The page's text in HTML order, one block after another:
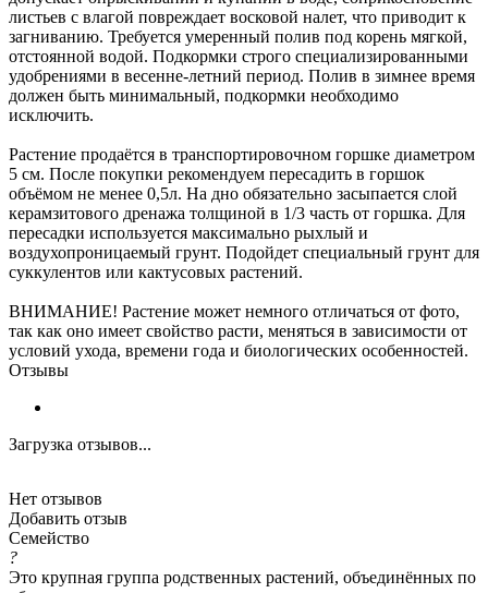
листьев с влагой повреждает восковой налет, что приводит к
загниванию. Требуется умеренный полив под корень мягкой,
отстоянной водой. Подкормки строго специализированными
удобрениями в весенне-летний период. Полив в зимнее время
должен быть минимальный, подкормки необходимо
исключить.
Растение продаётся в транспортировочном горшке диаметром
5 см. После покупки рекомендуем пересадить в горшок
объёмом не менее 0,5л. На дно обязательно засыпается слой
керамзитового дренажа толщиной в 1/3 часть от горшка. Для
пересадки используется максимально рыхлый и
воздухопроницаемый грунт. Подойдет специальный грунт для
суккулентов или кактусовых растений.
ВНИМАНИЕ! Растение может немного отличаться от фото,
так как оно имеет свойство расти, меняться в зависимости от
условий ухода, времени года и биологических особенностей.
Отзывы
Загрузка отзывов...
Нет отзывов
Добавить отзыв
Семейство
?
Это крупная группа родственных растений, объединённых по